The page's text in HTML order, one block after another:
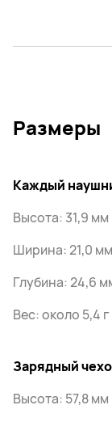
Размеры
Каждый
Высота: 31,9 мм
Ширина: 21,0 мм
Глубина: 24,6
Вес: около 5,4 г
Зарядный
Высота: 57,8 мм